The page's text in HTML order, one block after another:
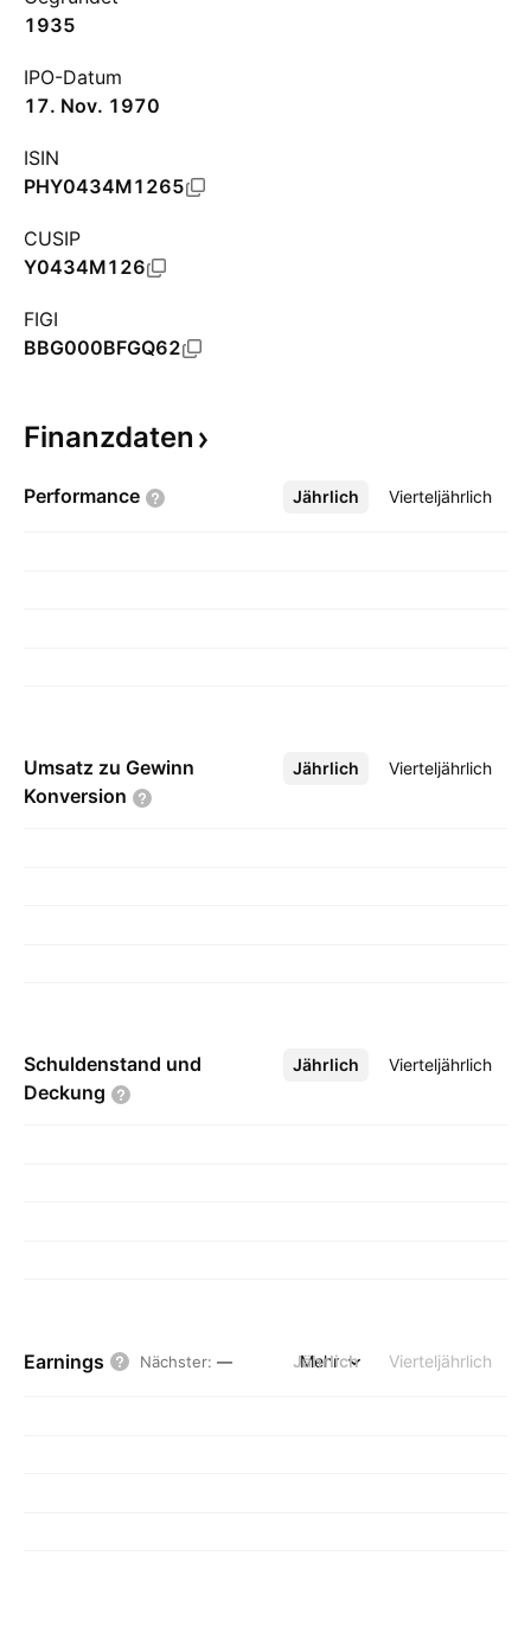
1935
IPO-Datum
17. Nov. 1970
ISIN
PHY0434M1265
CUSIP
Y0434M126
FIGI
BBG000BFGQ62
Finanzdaten
Performance Jährlich Vierteljährlich
Mehr
Umsatz zu Gewinn
Konversion
Jährlich Vierteljährlich
Mehr
Schuldenstand und
Deckung
Jährlich Vierteljährlich
Mehr
Earnings Nächster: — Jährlich Vierteljährlich
Mehr